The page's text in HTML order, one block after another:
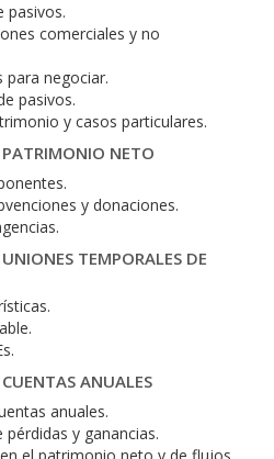
pasivos.
comerciales y no
para negociar.
pasivos.
y casos particulares.
NETO
y donaciones.
TEMPORALES DE
ANUALES
anuales.
y ganancias.